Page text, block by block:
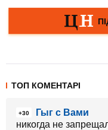
ТОП КОМЕНТАРІ
+30
Гыг с Вами
никогда не